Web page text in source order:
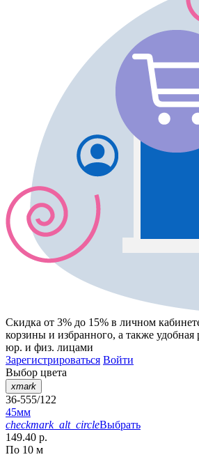
Скидка от 3% до 15% в личном
корзины и избранного, а также удобная
юр. и физ. лицами
Зарегистрироваться Войти
Выбор цвета
xmark
36-555/122
45мм
checkmark_alt_circleВыбрать
149.40 р.
По 10 м